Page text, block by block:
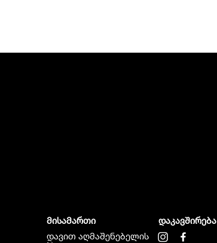
მისამართი
დავით აღმაშენებელის
დაკავშირება